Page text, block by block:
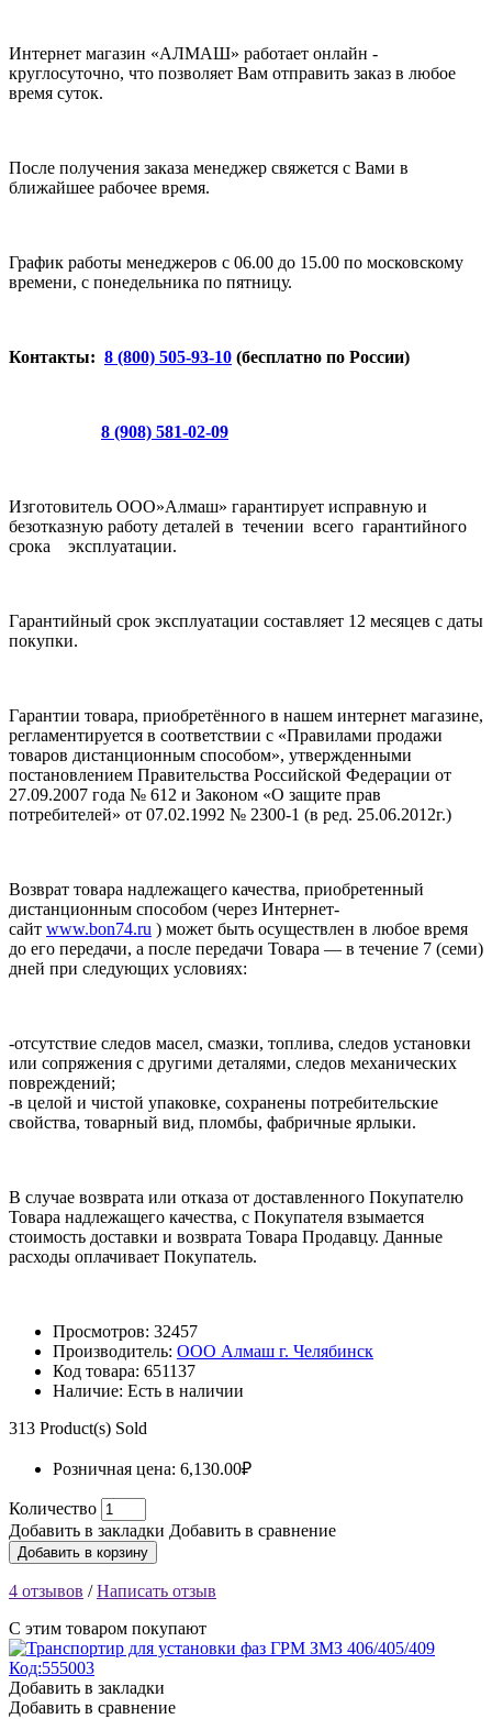
Интернет магазин «АЛМАШ» работает онлайн -
круглосуточно, что позволяет Вам отправить заказ в любое
время суток.
После получения заказа менеджер свяжется с Вами в
ближайшее рабочее время.
График работы менеджеров с 06.00 до 15.00 по московскому
времени, с понедельника по пятницу.
Контакты: 8 (800) 505-93-10 (бесплатно по России)
8 (908) 581-02-09
Изготовитель ООО»Алмаш» гарантирует исправную и
безотказную работу деталей в течении всего гарантийного
срока эксплуатации.
Гарантийный срок эксплуатации составляет 12 месяцев с даты
покупки.
Гарантии товара, приобретённого в нашем интернет магазине,
регламентируется в соответствии с «Правилами продажи
товаров дистанционным способом», утвержденными
постановлением Правительства Российской Федерации от
27.09.2007 года № 612 и Законом «О защите прав
потребителей» от 07.02.1992 № 2300-1 (в ред. 25.06.2012г.)
Возврат товара надлежащего качества, приобретенный
дистанционным способом (через Интернет-
сайт www.bon74.ru ) может быть осуществлен в любое время
до его передачи, а после передачи Товара — в течение 7 (семи)
дней при следующих условиях:
-отсутствие следов масел, смазки, топлива, следов установки
или сопряжения с другими деталями, следов механических
повреждений;
-в целой и чистой упаковке, сохранены потребительские
свойства, товарный вид, пломбы, фабричные ярлыки.
В случае возврата или отказа от доставленного Покупателю
Товара надлежащего качества, с Покупателя взымается
стоимость доставки и возврата Товара Продавцу. Данные
расходы оплачивает Покупатель.
Просмотров: 32457
Производитель: ООО Алмаш г. Челябинск
Код товара: 651137
Наличие: Есть в наличии
313 Product(s) Sold
Розничная цена: 6,130.00₽
Количество
Добавить в закладки Добавить в сравнение
Добавить в корзину
4 отзывов /Написать отзыв
С этим товаром покупают
Добавить в закладки
Добавить в сравнение